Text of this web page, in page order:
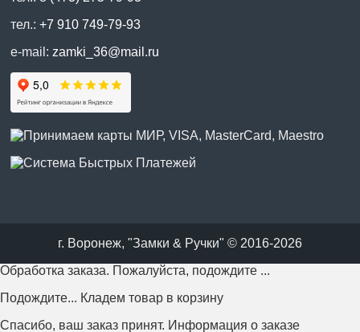
тел.:+7 910 749-79-93
e-mail: zamki_36@mail.ru
г. Воронеж, "Замки & Ручки" © 2016-2026
Обработка заказа. Пожалуйста, подождите ...
Подождите... Кладем товар в корзину
Спасибо, ваш заказ принят. Информация о заказе